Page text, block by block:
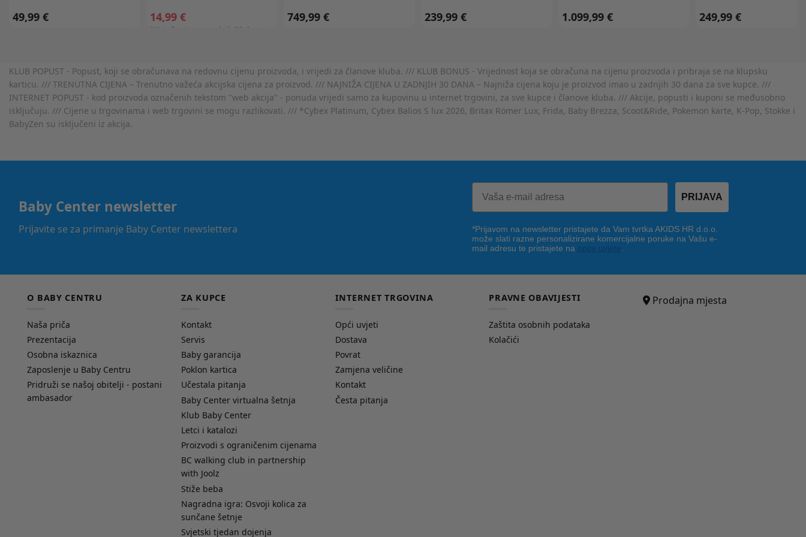
49,99 € 14,99 €
*Najniža cijena u zadnjih 30 dana:
749,99 € 239,99 € 1.099,99 € 249,99 €
KLUB POPUST - Popust, koji se obračunava na redovnu cijenu proizvoda, i vrijedi za članove kluba. /// KLUB BONUS - Vrijednost koja se obračuna na cijenu proizvoda i pribraja se na klupsku
karticu. /// TRENUTNA CIJENA – Trenutno važeća akcijska cijena za proizvod. /// NAJNIŽA CIJENA U ZADNJIH 30 DANA – Najniža cijena koju je proizvod imao u zadnjih 30 dana za sve kupce. ///
INTERNET POPUST - kod proizvoda označenih tekstom "web akcija" - ponuda vrijedi samo za kupovinu u internet trgovini, za sve kupce i članove kluba. /// Akcije, popusti i kuponi se međusobno
isključuju. /// Cijene u trgovinama i web trgovini se mogu razlikovati. /// *Cybex Platinum, Cybex Balios S lux 2026, Britax Römer Lux, Frida, Baby Brezza, Scoot&Ride, Pokemon karte, K-Pop, Stokke i
BabyZen su isključeni iz akcija.
Baby Center newsletter
Prijavite se za primanje Baby Center newslettera
PRIJAVA
*Prijavom na newsletter pristajete da Vam tvrtka AKIDS HR d.o.o.
može slati razne personalizirane komercijalne poruke na Vašu e-
mail adresu te pristajete na
.
O BABY CENTRU
Naša priča
Prezentacija
Osobna iskaznica
Zaposlenje u Baby Centru
Pridruži se našoj obitelji - postani
ambasador
ZA KUPCE
Kontakt
Servis
Baby garancija
Poklon kartica
Učestala pitanja
Baby Center virtualna šetnja
Klub Baby Center
Letci i katalozi
Proizvodi s ograničenim cijenama
BC walking club in partnership
with Joolz
Stiže beba
Nagradna igra: Osvoji kolica za
sunčane šetnje
Svjetski tjedan dojenja
INTERNET TRGOVINA
Opći uvjeti
Dostava
Povrat
Zamjena veličine
Kontakt
Česta pitanja
PRAVNE OBAVIJESTI
Zaštita osobnih podataka
Kolačići
Prodajna mjesta